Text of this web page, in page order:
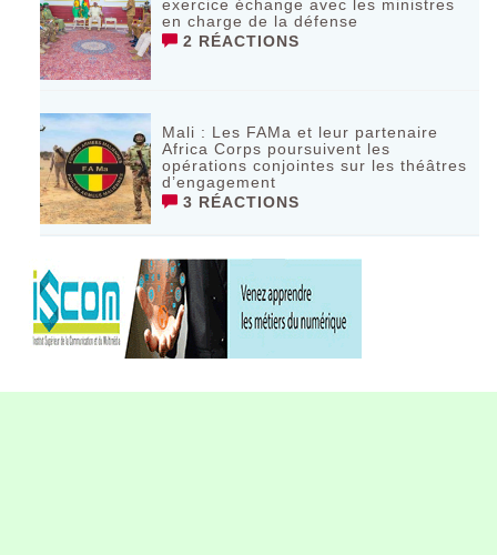
exercice échange avec les ministres
en charge de la défense
2 RÉACTIONS
Mali : Les FAMa et leur partenaire
Africa Corps poursuivent les
opérations conjointes sur les théâtres
d’engagement
3 RÉACTIONS